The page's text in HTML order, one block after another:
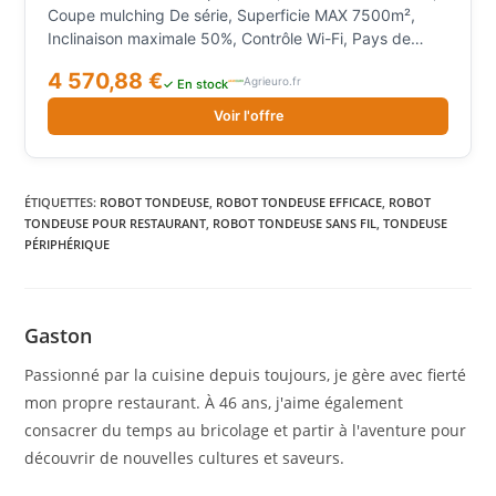
Coupe mulching De série, Superficie MAX 7500m²,
Inclinaison maximale 50%, Contrôle Wi-Fi, Pays de
Gestion par App, Gestion à distance avec Alexa,
Capteur d'obstacles Anticollision, Cartographie GPS,
Multizone, Zones d'exclusion, Type de moteur
Électrique à induction, Type de batterie Lithium (Li-
moteur/lame Direct, Nombre de batteries 2,
Mouvement des lames Pivotant, Fonction Coupe-
bordure, Type de roues Bandage de roue en
4 570,88 €✓ En stock Agrieuro.fr
Voir l'offre
ÉTIQUETTES: ROBOT TONDEUSE, ROBOT TONDEUSE EFFICACE, ROBOT
TONDEUSE POUR RESTAURANT, ROBOT TONDEUSE SANS FIL, TONDEUSE
PÉRIPHÉRIQUE
Gaston
Passionné par la cuisine depuis toujours, je gère avec fierté
mon propre restaurant. À 46 ans, j'aime également
consacrer du temps au bricolage et partir à l'aventure pour
découvrir de nouvelles cultures et saveurs.